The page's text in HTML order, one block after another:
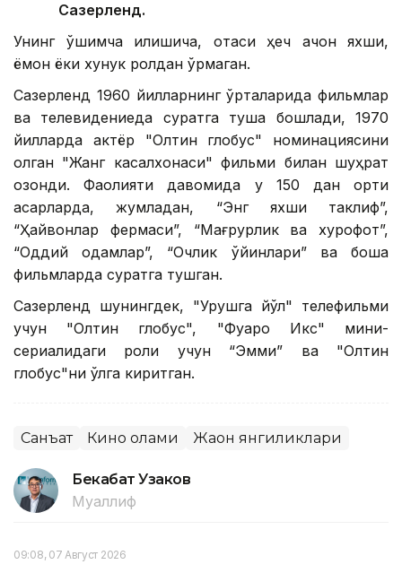
Сазерленд.
Унинг қўшимча қилишича, отаси ҳеч қачон яхши,
ёмон ёки хунук ролдан қўрқмаган.
Сазерленд 1960 йилларнинг ўрталарида фильмлар
ва телевидениеда суратга туша бошлади, 1970
йилларда актёр "Олтин глобус" номинациясини
олган "Жанг касалхонаси" фильми билан шуҳрат
қозонди. Фаолияти давомида у 150 дан ортиқ
асарларда, жумладан, “Энг яхши таклиф”,
“Ҳайвонлар фермаси”, “Мағрурлик ва хурофот”,
“Оддий одамлар”, “Очлик ўйинлари” ва бошқа
фильмларда суратга тушган.
Сазерленд шунингдек, "Урушга йўл" телефильми
учун "Олтин глобус", "Фуқаро Икс" мини-
сериалидаги роли учун “Эмми” ва "Олтин
глобус"ни қўлга киритган.
Санъат Кино олами Жаҳон янгиликлари
Бекабат Узаков
Муаллиф
09:08, 07 Август 2026